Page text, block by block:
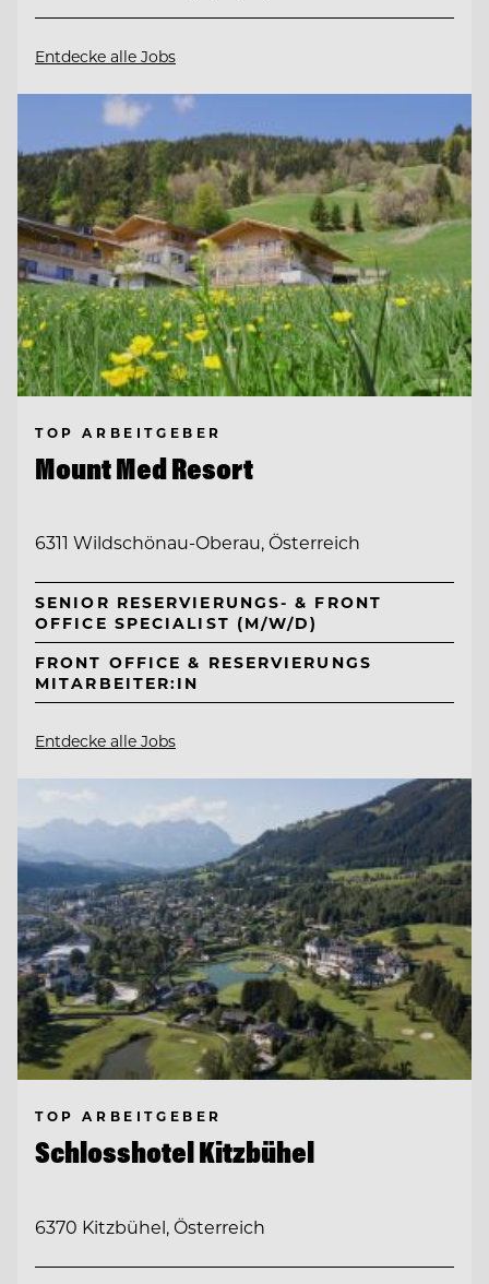
Entdecke alle Jobs
TOP ARBEITGEBER
Mount Med Resort
6311 Wildschönau-Oberau, Österreich
SENIOR RESERVIERUNGS- & FRONT
OFFICE SPECIALIST (M/W/D)
FRONT OFFICE & RESERVIERUNGS
MITARBEITER:IN
Entdecke alle Jobs
TOP ARBEITGEBER
Schlosshotel Kitzbühel
6370 Kitzbühel, Österreich